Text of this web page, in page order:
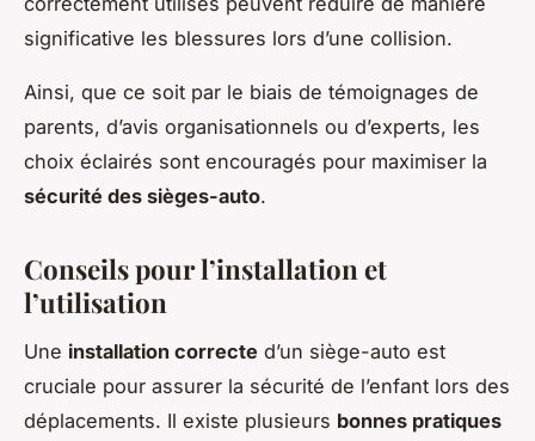
significative les blessures lors d’une collision.
Ainsi, que ce soit par le biais de témoignages de
parents, d’avis organisationnels ou d’experts, les
choix éclairés sont encouragés pour maximiser la
sécurité des sièges-auto.
Conseils pour l’installation et
l’utilisation
Une installation correcte d’un siège-auto est
cruciale pour assurer la sécurité de l’enfant lors des
déplacements. Il existe plusieurs bonnes pratiques